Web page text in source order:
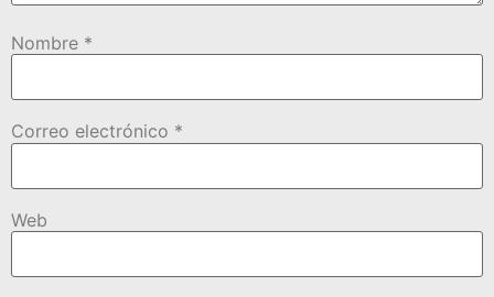
Nombre *
Correo electrónico *
Web